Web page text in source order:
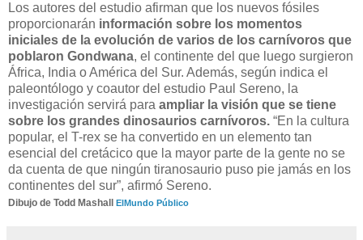
Los autores del estudio afirman que los nuevos fósiles
proporcionarán información sobre los momentos
iniciales de la evolución de varios de los carnívoros que
poblaron Gondwana, el continente del que luego surgieron
África, India o América del Sur. Además, según indica el
paleontólogo y coautor del estudio Paul Sereno, la
investigación servirá para ampliar la visión que se tiene
sobre los grandes dinosaurios carnívoros. “En la cultura
popular, el T-rex se ha convertido en un elemento tan
esencial del cretácico que la mayor parte de la gente no se
da cuenta de que ningún tiranosaurio puso pie jamás en los
continentes del sur”, afirmó Sereno.
Dibujo de Todd Mashall ElMundo Público